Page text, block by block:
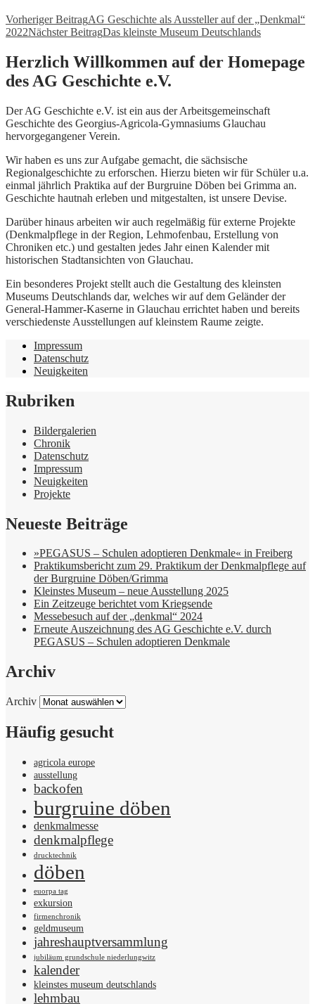
Vorheriger BeitragAG Geschichte als Aussteller auf der „Denkmal“
2022Nächster BeitragDas kleinste Museum Deutschlands
Herzlich Willkommen auf der Homepage
des AG Geschichte e.V.
Der AG Geschichte e.V. ist ein aus der Arbeitsgemeinschaft
Geschichte des Georgius-Agricola-Gymnasiums Glauchau
hervorgegangener Verein.
Wir haben es uns zur Aufgabe gemacht, die sächsische
Regionalgeschichte zu erforschen. Hierzu bieten wir für Schüler u.a.
einmal jährlich Praktika auf der Burgruine Döben bei Grimma an.
Geschichte hautnah erleben und mitgestalten, ist unsere Devise.
Darüber hinaus arbeiten wir auch regelmäßig für externe Projekte
(Denkmalpflege in der Region, Lehmofenbau, Erstellung von
Chroniken etc.) und gestalten jedes Jahr einen Kalender mit
historischen Stadtansichten von Glauchau.
Ein besonderes Projekt stellt auch die Gestaltung des kleinsten
Museums Deutschlands dar, welches wir auf dem Geländer der
General-Hammer-Kaserne in Glauchau errichtet haben und bereits
verschiedenste Ausstellungen auf kleinstem Raume zeigte.
Impressum
Datenschutz
Neuigkeiten
Rubriken
Bildergalerien
Chronik
Datenschutz
Impressum
Neuigkeiten
Projekte
Neueste Beiträge
»PEGASUS – Schulen adoptieren Denkmale« in Freiberg
Praktikumsbericht zum 29. Praktikum der Denkmalpflege auf
der Burgruine Döben/Grimma
Kleinstes Museum – neue Ausstellung 2025
Ein Zeitzeuge berichtet vom Kriegsende
Messebesuch auf der „denkmal“ 2024
Erneute Auszeichnung des AG Geschichte e.V. durch
PEGASUS – Schulen adoptieren Denkmale
Archiv
Archiv
Häufig gesucht
agricola europe
ausstellung
backofen
burgruine döben
denkmalmesse
denkmalpflege
drucktechnik
döben
euorpa tag
exkursion
firmenchronik
geldmuseum
jahreshauptversammlung
jubiläum grundschule niederlungwitz
kalender
kleinstes museum deutschlands
lehmbau